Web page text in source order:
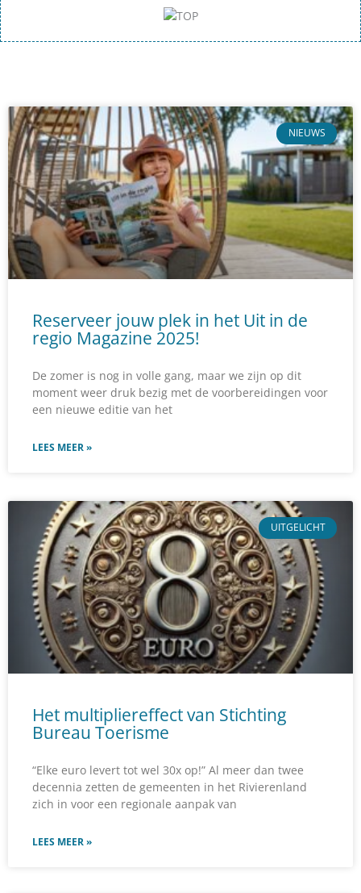
NIEUWS
Reserveer jouw plek in het Uit in de
regio Magazine 2025!
De zomer is nog in volle gang, maar we zijn op dit
moment weer druk bezig met de voorbereidingen voor
een nieuwe editie van het
LEES MEER »
UITGELICHT
Het multipliereffect van Stichting
Bureau Toerisme
“Elke euro levert tot wel 30x op!” Al meer dan twee
decennia zetten de gemeenten in het Rivierenland
zich in voor een regionale aanpak van
LEES MEER »
P
a
g
i
n
a
P
a
g
i
n
a